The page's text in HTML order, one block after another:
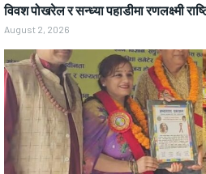
विवश पोखरेल र सन्ध्या पहाडीमा रणलक्ष्मी
August 2, 2026